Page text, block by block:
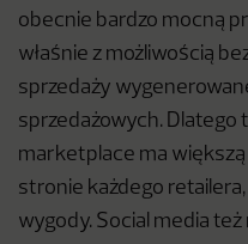
obecnie bardzo mocną
właśnie z możliwością
sprzedaży
sprzedażowych. Dlatego
marketplace ma
stronie każdego
wygody. Social media